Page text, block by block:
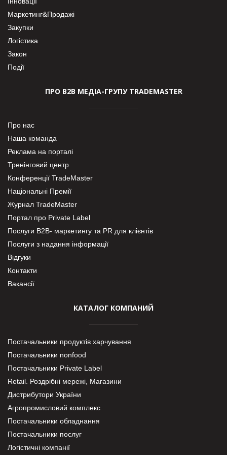
Маркетинг&Продажі
Закупки
Логістика
Закон
Події
ПРО В2В МЕДІА-ГРУПУ TRADEMASTER
Про нас
Наша команда
Реклама на порталі
Тренінговий центр
Конференції TradeMaster
Національні Премії
Журнал TradeMaster
Портал про Private Label
Послуги В2В- маркетингу та PR для клієнтів
Послуги з надання інформації
Відгуки
Контакти
Вакансії
КАТАЛОГ КОМПАНИЙ
Постачальники продуктів харчування
Постачальники nonfood
Постачальники Private Label
Retail. Роздрібні мережі, Магазини
Дистрибутори України
Агропромисловий комплекс
Постачальники обладнання
Постачальники послуг
Логістичні компанії